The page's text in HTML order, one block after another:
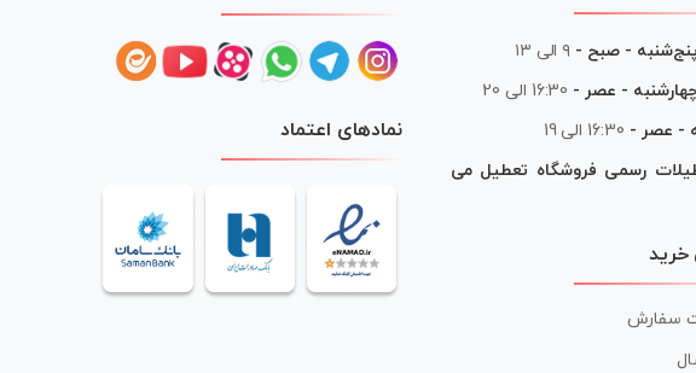
- صبح - ۹ الی ۱۳
- عصر - 16:30 الی 20
- عصر - 16:30 الی 19
رسمی فروشگاه تعطیل می
خرید
سفارش
نمادهای اعتماد